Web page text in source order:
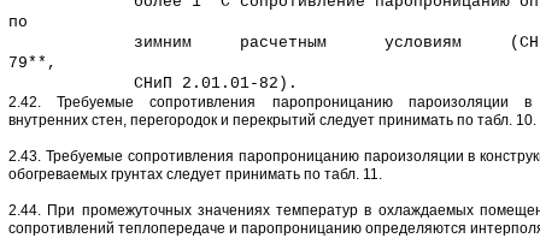
по
зимним расчетным условиям
79**,
СНиП 2.01.01-82).
2.42. Требуемые сопротивления паропроницанию пароизоляции в
внутренних стен, перегородок и перекрытий следует принимать по табл. 10.
2.43. Требуемые сопротивления паропроницанию пароизоляции в
обогреваемых грунтах следует принимать по табл. 11.
2.44. При промежуточных значениях температур в охлаждаемых
сопротивлений теплопередаче и паропроницанию определяются